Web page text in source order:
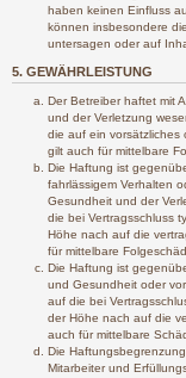
haben keinen Einfluss
können insbesondere
untersagen oder auf
5. GEWÄHRLEISTUNG
Der Betreiber haftet mit
und der Verletzung
die auf ein vorsätzliches
gilt auch für mittelbare
Die Haftung ist
fahrlässigem Verhalten
Gesundheit und der
die bei Vertragsschluss
Höhe nach auf die
für mittelbare
Die Haftung ist
und Gesundheit oder
auf die bei
der Höhe nach auf die
auch für mittelbare
Die
Mitarbeiter und